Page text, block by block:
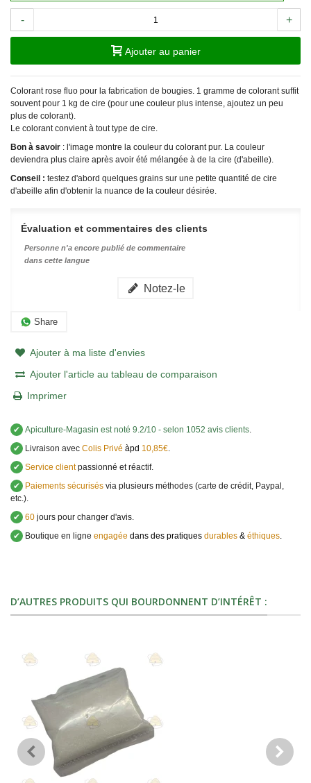
- +
Ajouter au panier
Colorant rose fluo pour la fabrication de bougies. 1 gramme de colorant suffit
souvent pour 1 kg de cire (pour une couleur plus intense, ajoutez un peu
plus de colorant).
Le colorant convient à tout type de cire.
Bon à savoir : l'image montre la couleur du colorant pur. La couleur
deviendra plus claire après avoir été mélangée à de la cire (d'abeille).
Conseil : testez d'abord quelques grains sur une petite quantité de cire
d'abeille afin d'obtenir la nuance de la couleur désirée.
Évaluation et commentaires des clients
Personne n'a encore publié de commentaire
dans cette langue
Notez-le
Share
Ajouter à ma liste d'envies
Ajouter l'article au tableau de comparaison
Imprimer
✔ Apiculture-Magasin est noté 9.2/10 - selon 1052 avis clients.
✔
Livraison avec Colis Privé àpd 10,85€.
✔ Service clientpassionné et réactif.
✔
Paiements sécurisés via plusieurs méthodes (carte de crédit, Paypal,
etc.).
✔ 60 jours pour changer d'avis.
✔
Boutique en ligne engagée dans des pratiques durables & éthiques.
D’AUTRES PRODUITS QUI BOURDONNENT D’INTÉRÊT :